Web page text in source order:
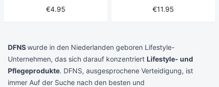
€4.95
€11.95
DFNSwurde in den Niederlanden geboren Lifestyle-
Unternehmen, das sich darauf konzentriert Lifestyle- und
Pflegeprodukte. DFNS, ausgesprochene Verteidigung, ist
immer Auf der Suche nach den besten und